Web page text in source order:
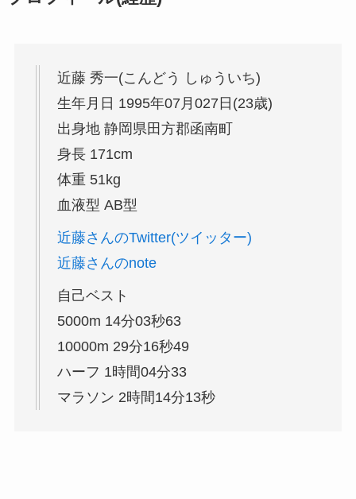
近藤 秀一(こんどう しゅういち)
生年月日 1995年07月027日(23歳)
出身地 静岡県田方郡函南町
身長 171cm
体重 51kg
血液型 AB型
近藤さんのTwitter(ツイッター)
近藤さんのnote
自己ベスト
5000m 14分03秒63
10000m 29分16秒49
ハーフ 1時間04分33
マラソン 2時間14分13秒